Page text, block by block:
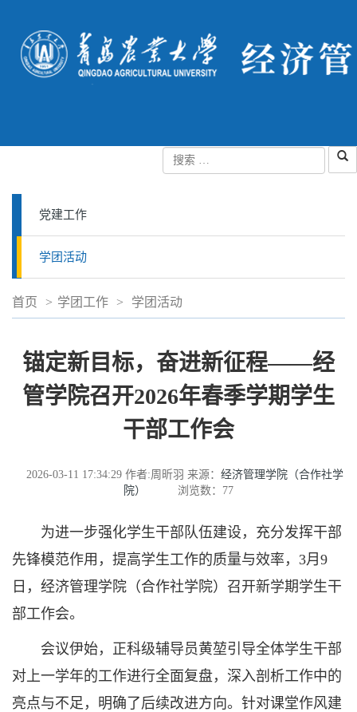
党建工作
学团活动
首页 > 学团工作 > 学团活动
锚定新目标，奋进新征程——经
管学院召开2026年春季学期学生
干部工作会
2026-03-11 17:34:29 作者:周昕羽 来源： 经济管理学院（合作社学
院）
浏览数： 77
为进一步强化学生干部队伍建设，充分发挥干部
先锋模范作用，提高学生工作的质量与效率，3月9
日，经济管理学院（合作社学院）召开新学期学生干
部工作会。
会议伊始，正科级辅导员黄堃引导全体学生干部
对上一学年的工作进行全面复盘，深入剖析工作中的
亮点与不足，明确了后续改进方向。针对课堂作风建